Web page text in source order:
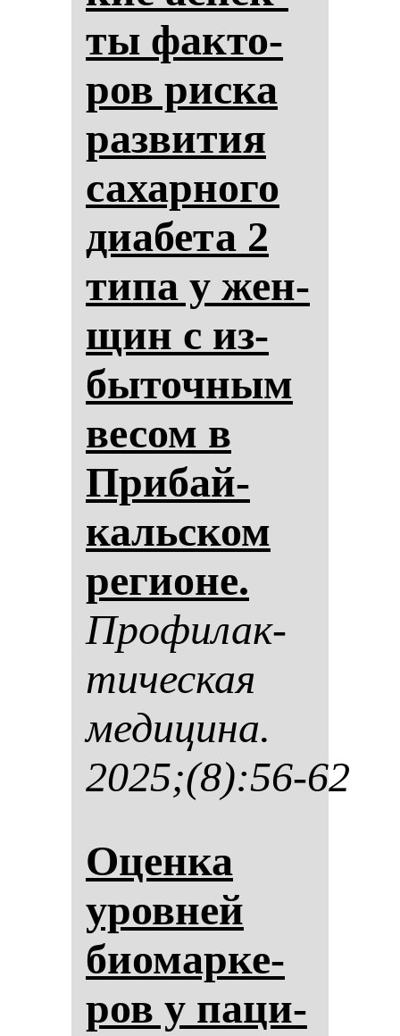
ты фак­то­
ров рис­ка
раз­ви­тия
са­хар­но­го
ди­абе­та 2
ти­па у жен­
щин с из­
бы­точ­ным
ве­сом в
При­бай­
кальском
ре­ги­оне.
Про­фи­лак­
ти­чес­кая
ме­ди­ци­на.
2025;(8):56-62
Оцен­ка
уров­ней
би­омар­ке­
ров у па­ци­